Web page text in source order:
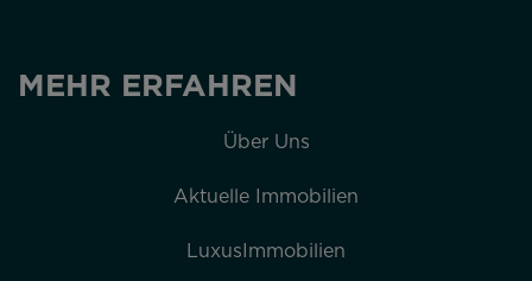
MEHR ERFAHREN
Über Uns
Aktuelle Immobilien
LuxusImmobilien